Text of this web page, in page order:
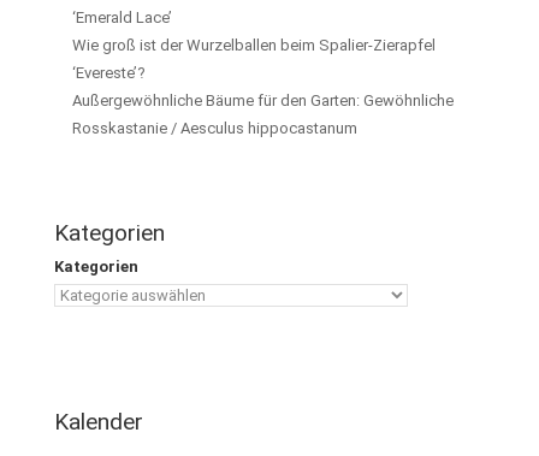
‘Emerald Lace’
Wie groß ist der Wurzelballen beim Spalier-Zierapfel
‘Evereste’?
Außergewöhnliche Bäume für den Garten: Gewöhnliche
Rosskastanie / Aesculus hippocastanum
Kategorien
Kategorien
Kalender